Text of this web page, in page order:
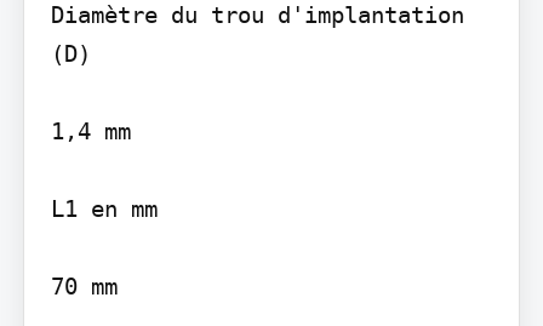
Diamètre du trou d'implantation
(D)
1,4 mm
L1 en mm
70 mm